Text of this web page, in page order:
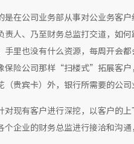
在公司业务部从事对公业务客
责人、乃至财务总监打交道，如
手里也没有什么资源，每周开
保险公司那样“扫楼式”拓展客
贵宾卡）外，银行所需要的公司
现有客户进行深挖，以客户的
个企业的财务总监进行接洽和沟